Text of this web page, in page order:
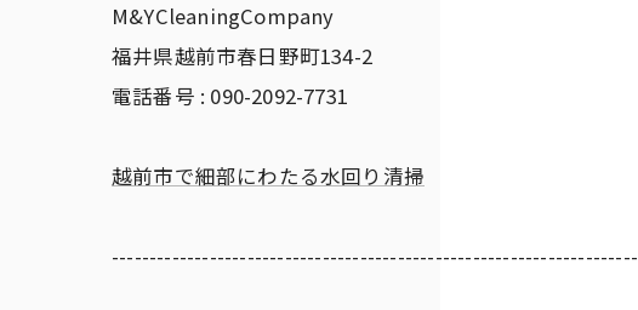
M&YCleaningCompany
福井県越前市春日野町134-2
電話番号 : 090-2092-7731
越前市で細部にわたる水回り清掃
----------------------------------------------------------------------